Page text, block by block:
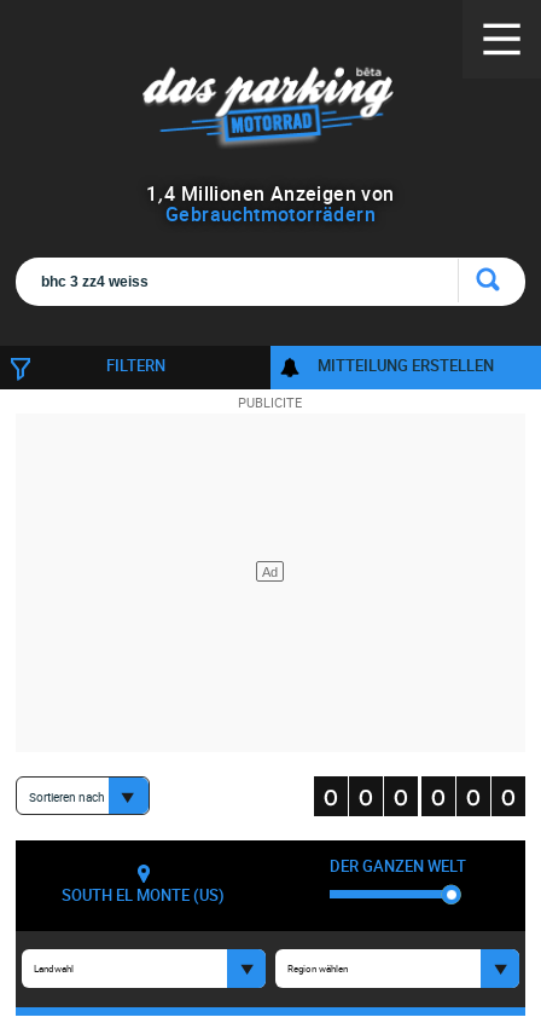
1 ,4 Millionen Anzeigen von
Gebrauchtmotorrädern
FILTERN MITTEILUNG ERSTELLEN
Sortieren nach
SOUTH EL MONTE (US)
DER GANZEN WELT
Landwahl Region wählen